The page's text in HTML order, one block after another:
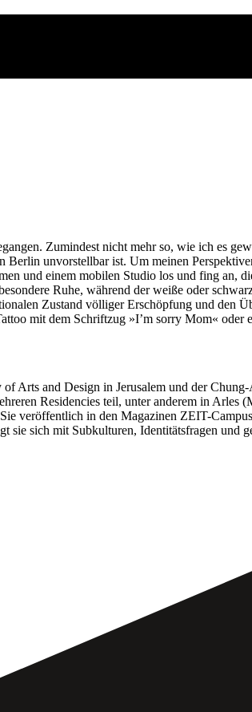
Zumindest nicht mehr so, wie ich es
unvorstellbar ist. Um meinen
und einem mobilen Studio los und fing an,
Ruhe, während der weiße oder
Zustand völliger Erschöpfung und den
mit dem Schriftzug »I’m sorry Mom« oder
Arts and Design in Jerusalem und der
Residencies teil, unter anderem in Arles
veröffentlich in den Magazinen ZEIT-
sich mit Subkulturen, Identitätsfragen und